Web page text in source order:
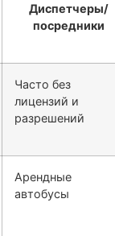
Диспетчеры/
посредники
Часто без
лицензий и
разрешений
Арендные
автобусы